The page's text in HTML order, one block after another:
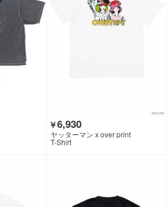
￥6,930
ヤッターマン x over print
T-Shirt